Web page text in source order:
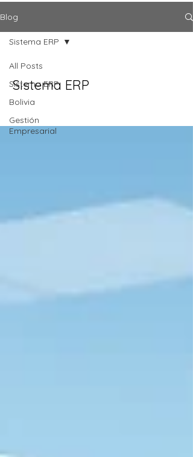
Blog
All Posts
Sistema ERP
Bolivia
Gestión
Empresarial
Sistema ERP
Sistema ERP